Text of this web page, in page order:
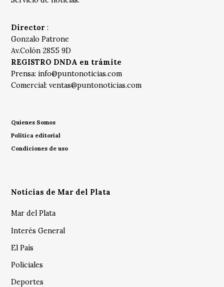
Director :
Gonzalo Patrone
Av.Colón 2855 9D
REGISTRO DNDA en trámite
Prensa: info@puntonoticias.com
Comercial:ventas@puntonoticias.com
Quienes Somos
Política editorial
Condiciones de uso
Noticias de Mar del Plata
Mar del Plata
Interés General
El País
Policiales
Deportes